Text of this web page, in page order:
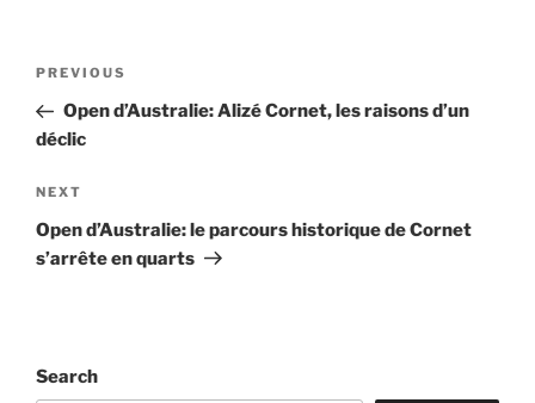
Previous
Post
PREVIOUS
Open d’Australie: Alizé Cornet, les raisons d’un
déclic
Next
Post
NEXT
Open d’Australie: le parcours historique de Cornet
s’arrête en quarts
Search